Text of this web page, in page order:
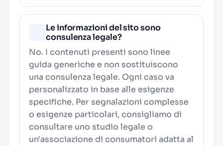
Le informazioni del sito sono
consulenza legale?
No. I contenuti presenti sono linee
guida generiche e non sostituiscono
una consulenza legale. Ogni caso va
personalizzato in base alle esigenze
specifiche. Per segnalazioni complesse
o esigenze particolari, consigliamo di
consultare uno studio legale o
un'associazione di consumatori adatta al